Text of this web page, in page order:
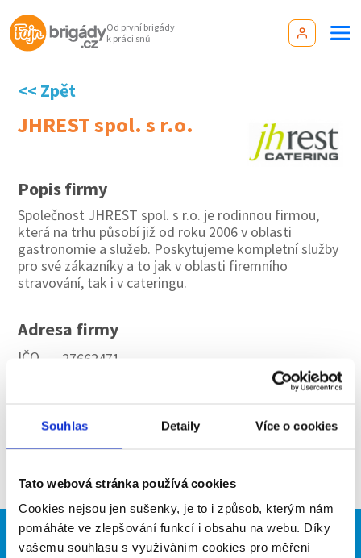
Souhlas Detaily Více o cookies
Tato webová stránka používá cookies
Cookies nejsou jen sušenky, je to i způsob, kterým nám
pomáháte ve zlepšování funkcí i obsahu na webu. Díky
vašemu souhlasu s využíváním cookies pro měření
Od první brigády
k práci snů
<< Zpět
JHREST spol. s r.o.
Popis firmy
Společnost JHREST spol. s r.o. je rodinnou firmou,
která na trhu působí již od roku 2006 v oblasti
gastronomie a služeb. Poskytujeme kompletní služby
pro své zákazníky a to jak v oblasti firemního
stravování, tak i v cateringu.
Adresa firmy
IČO
27662471
Aktuální brigády
prosím znovu za pár dní.
Brigádníci Firmy